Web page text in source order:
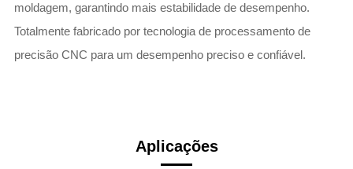
moldagem, garantindo mais estabilidade de desempenho.
Totalmente fabricado por tecnologia de processamento de
precisão CNC para um desempenho preciso e confiável.
Aplicações